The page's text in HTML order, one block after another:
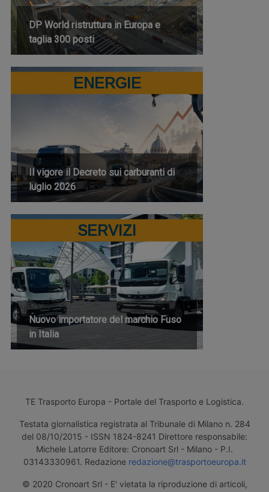
DP World ristruttura in Europa e
taglia 300 posti
ENERGIE
Il vigore il Decreto sui carburanti di
luglio 2026
SERVIZI
Nuovo importatore del marchio Fuso
in Italia
TE Trasporto Europa - Portale del Trasporto e Logistica.
Testata giornalistica registrata al Tribunale di Milano n. 284
del 08/10/2015 - ISSN 1824-8241 Direttore responsabile:
Michele Latorre Editore: Cronoart Srl - Milano - P.I.
03143330961. Redazione redazione@trasportoeuropa.it
© 2020 Cronoart Srl - E' vietata la riproduzione di articoli,